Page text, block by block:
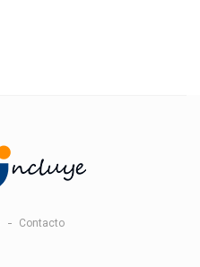
Contacto